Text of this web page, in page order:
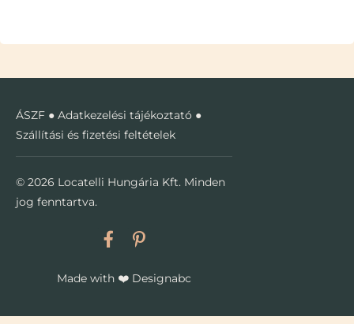
ÁSZF ● Adatkezelési tájékoztató ●
Szállítási és fizetési feltételek
© 2026 Locatelli Hungária Kft. Minden
jog fenntartva.
Made with ❤️Designabc